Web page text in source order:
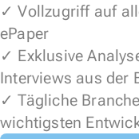
✓ Vollzugriff auf
ePaper
✓ Exklusive
Interviews aus der
✓ Tägliche
wichtigsten